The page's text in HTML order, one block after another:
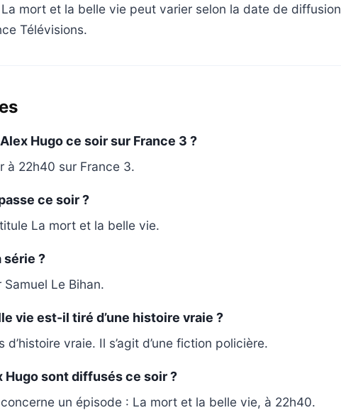
mort et la belle vie peut varier selon la date de diffusion
Télévisions.
Hugo ce soir sur France 3 ?
à 22h40 sur France 3.
ce soir ?
La mort et la belle vie.
série ?
Le Bihan.
vie est-il tiré d’une histoire vraie ?
vraie. Il s’agit d’une fiction policière.
Hugo sont diffusés ce soir ?
un épisode : La mort et la belle vie, à 22h40.